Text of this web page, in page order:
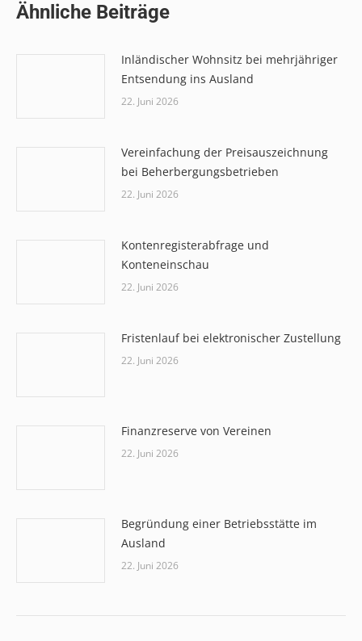
Ähnliche Beiträge
Inländischer Wohnsitz bei mehrjähriger
Entsendung ins Ausland
22. Juni 2026
Vereinfachung der Preisauszeichnung
bei Beherbergungsbetrieben
22. Juni 2026
Kontenregisterabfrage und
Konteneinschau
22. Juni 2026
Fristenlauf bei elektronischer Zustellung
22. Juni 2026
Finanzreserve von Vereinen
22. Juni 2026
Begründung einer Betriebsstätte im
Ausland
22. Juni 2026